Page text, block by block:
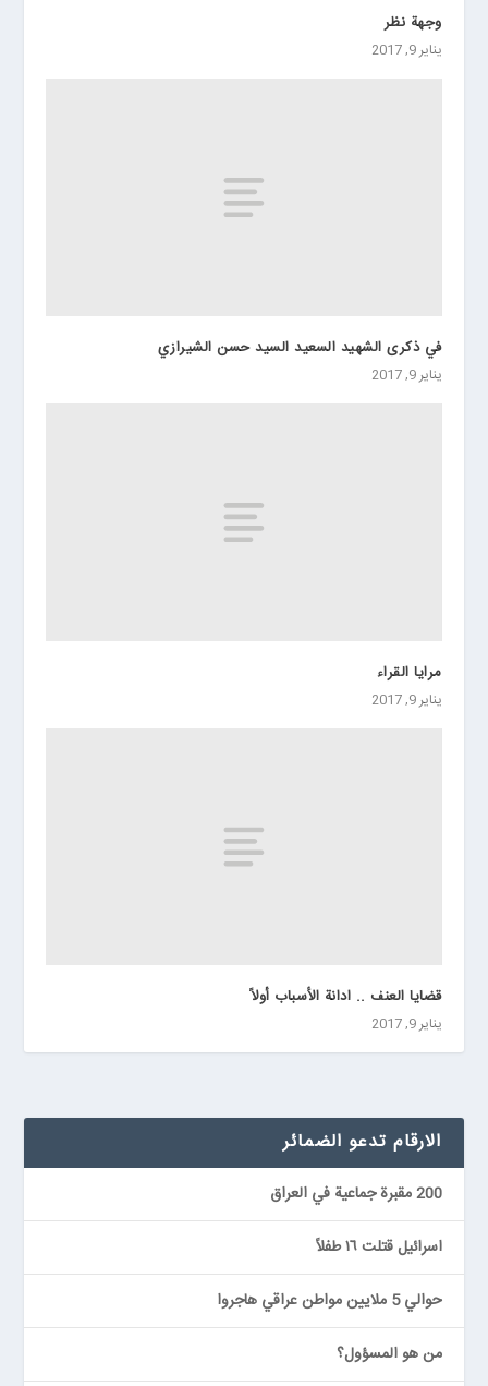
وجهة نظر
يناير 9, 2017
في ذكرى الشهيد السعيد السيد حسن الشيرازي
يناير 9, 2017
مرايا القراء
يناير 9, 2017
قضايا العنف .. ادانة الأسباب أولاً
يناير 9, 2017
الارقام تدعو الضمائر
200 مقبرة جماعية في العراق
اسرائيل قتلت ١٦ طفلاً
حوالي 5 ملايين مواطن عراقي هاجروا
من هو المسؤول؟